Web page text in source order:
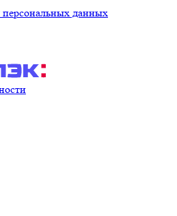
персональных данных